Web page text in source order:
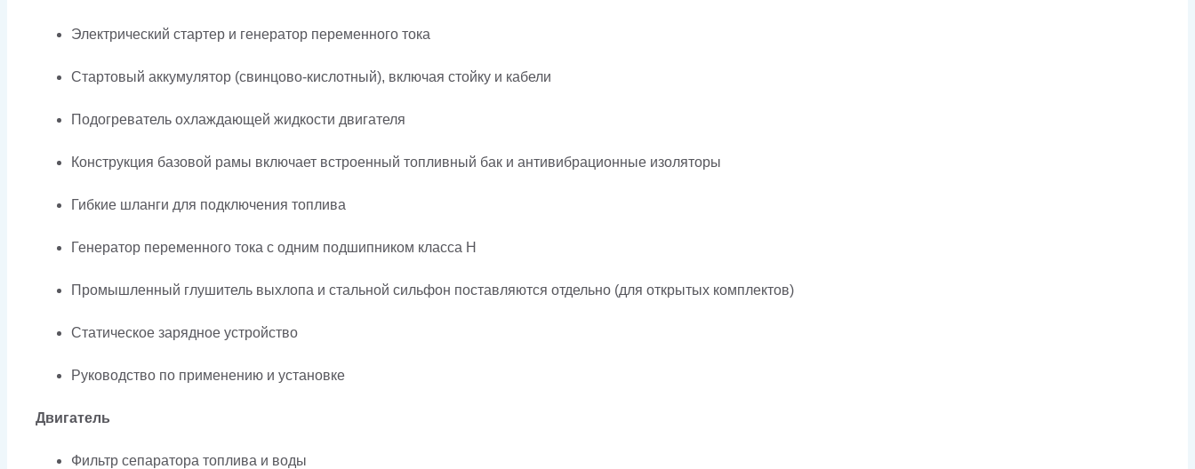
Электрический стартер и генератор переменного тока
Стартовый аккумулятор (свинцово-кислотный), включая стойку и кабели
Подогреватель охлаждающей жидкости двигателя
Конструкция базовой рамы включает встроенный топливный бак и антивибрационные изоляторы
Гибкие шланги для подключения топлива
Генератор переменного тока с одним подшипником класса H
Промышленный глушитель выхлопа и стальной сильфон поставляются отдельно (для открытых комплектов)
Статическое зарядное устройство
Руководство по применению и установке
Двигатель
Фильтр сепаратора топлива и воды